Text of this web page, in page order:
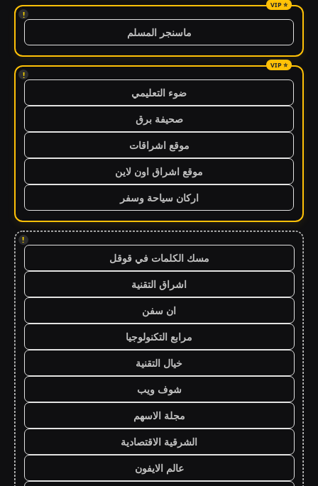
!
ماسنجر المسلم
!
ضوء التعليمي
صحيفة برق
موقع اشراقات
موقع اشراق اون لاين
اركان سياحة وسفر
!
مسك الكلمات في قوقل
اشراق التقنية
ان سفن
مرابع التكنولوجيا
خيال التقنية
شوف ويب
مجلة الاسهم
الشرقية الاقتصادية
عالم الايفون